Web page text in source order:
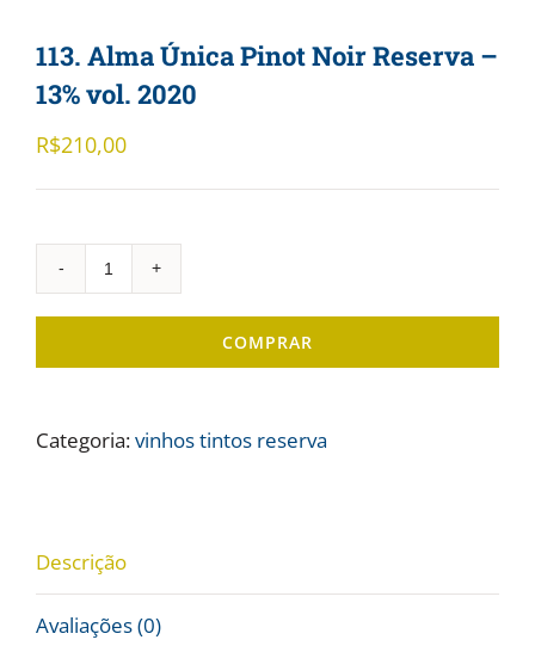
113. Alma Única Pinot Noir Reserva –
13% vol. 2020
R$210,00
Alma
Única
Noir
13%
vol.
2020
COMPRAR
Categoria:vinhos tintos reserva
Descrição
Avaliações (0)